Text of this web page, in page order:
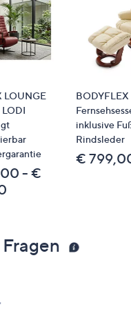
LOUNGE
LODI
- €
inklusive
Rindsleder
€